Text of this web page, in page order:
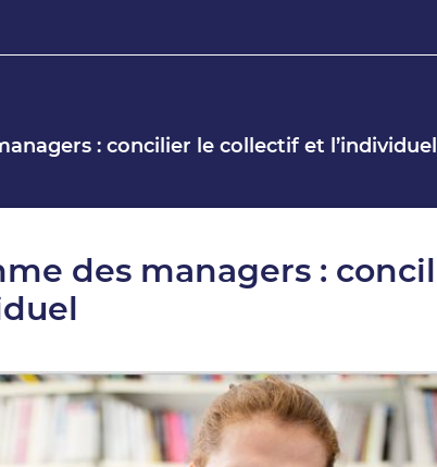
: concilier le collectif et l’individuel
des managers :